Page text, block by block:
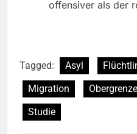
offensiver als der
Tagged: Asyl
Migration
Obergrenze
Studie